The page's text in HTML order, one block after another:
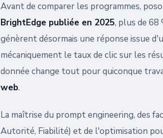
Avant de comparer les programmes,
BrightEdge publiée en 2025, plus de 68
génèrent désormais une réponse issue
mécaniquement le taux de clic sur les
donnée change tout pour quiconque
web.
La maîtrise du prompt engineering, des
Autorité, Fiabilité) et de l'optimisation